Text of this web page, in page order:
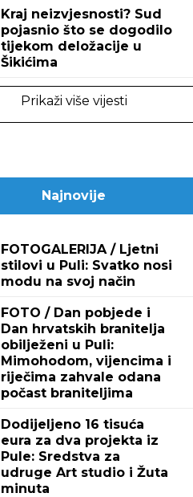
Kraj neizvjesnosti? Sud
pojasnio što se dogodilo
tijekom deložacije u
Šikićima
Prikaži više vijesti
Najnovije
FOTOGALERIJA / Ljetni
stilovi u Puli: Svatko nosi
modu na svoj način
FOTO / Dan pobjede i
Dan hrvatskih branitelja
obilježeni u Puli:
Mimohodom, vijencima i
riječima zahvale odana
počast braniteljima
Dodijeljeno 16 tisuća
eura za dva projekta iz
Pule: Sredstva za
udruge Art studio i Žuta
minuta